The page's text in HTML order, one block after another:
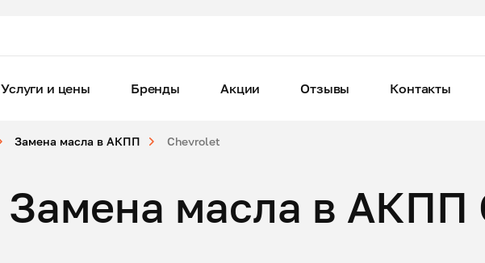
Услуги и цены Бренды Акции Отзывы Контакты
Замена масла в АКПП Chevrolet
Замена масла в АКПП